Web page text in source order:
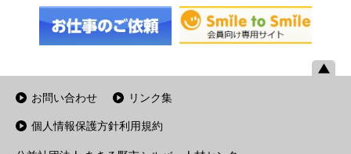
お問い合わせ リンク集
個人情報保護方針利用規約